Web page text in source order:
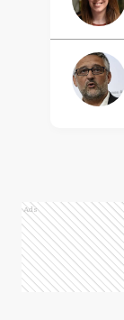
Ads